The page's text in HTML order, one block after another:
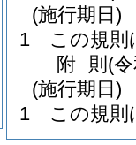
(施行期日)
1
この規則
附 則 (
(施行期日)
1
この規則